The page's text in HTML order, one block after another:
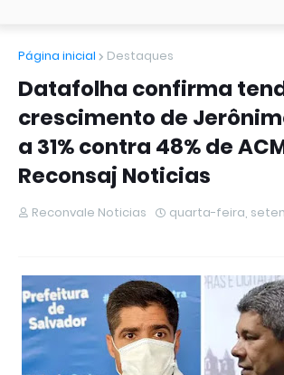
Página inicial Destaques
Datafolha confirma
crescimento de
a 31% contra 48% de
Reconsaj Noticias
Reconvale Noticias
quarta-feira,